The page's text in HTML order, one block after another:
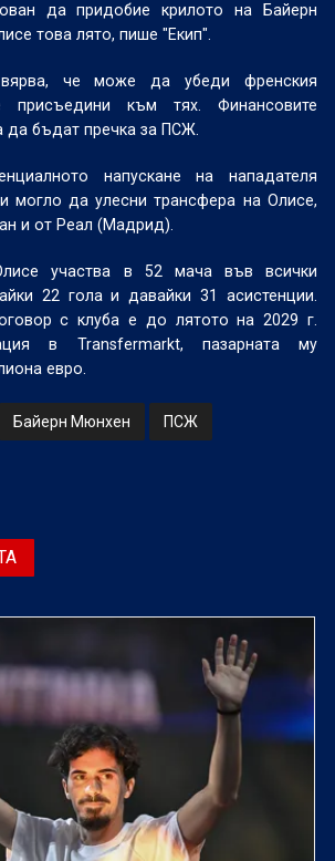
да придобие крилото на Байерн
това лято, пише "Екип".
вярва, че може да убеди френския
към тях. Финансовите
бъдат пречка за ПСЖ.
напускане на нападателя
могло да улесни трансфера на Олисе,
и от Реал (Мадрид).
участва в 52 мача във всички
22 гола и давайки 31 асистенции.
с клуба е до лятото на 2029 г.
в Transfermarkt, пазарната му
евро.
Байерн Мюнхен ПСЖ